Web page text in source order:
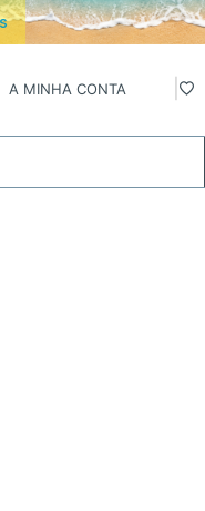
A MINHA CONTA